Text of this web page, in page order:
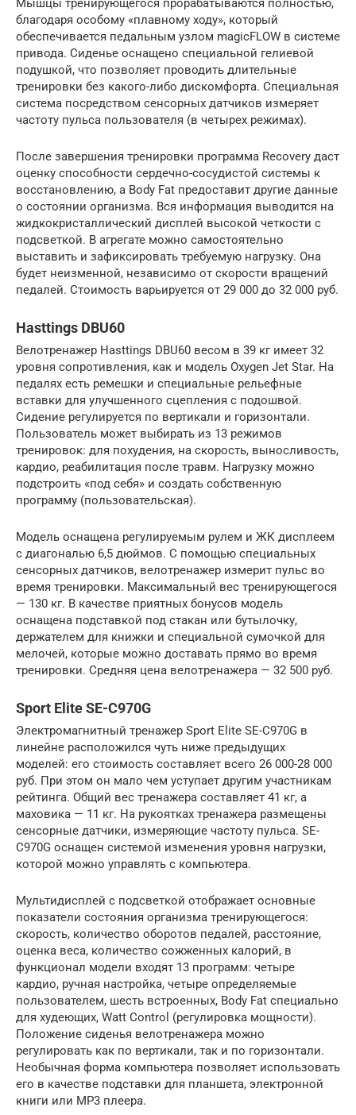
благодаря особому «плавному ходу», который
обеспечивается педальным узлом magicFLOW в системе
привода. Сиденье оснащено специальной гелиевой
подушкой, что позволяет проводить длительные
тренировки без какого-либо дискомфорта. Специальная
система посредством сенсорных датчиков измеряет
частоту пульса пользователя (в четырех режимах).
После завершения тренировки программа Recovery даст
оценку способности сердечно-сосудистой системы к
восстановлению, а Body Fat предоставит другие данные
о состоянии организма. Вся информация выводится на
жидкокристаллический дисплей высокой четкости с
подсветкой. В агрегате можно самостоятельно
выставить и зафиксировать требуемую нагрузку. Она
будет неизменной, независимо от скорости вращений
педалей. Стоимость варьируется от 29 000 до 32 000 руб.
Hasttings DBU60
Велотренажер Hasttings DBU60 весом в 39 кг имеет 32
уровня сопротивления, как и модель Oxygen Jet Star. На
педалях есть ремешки и специальные рельефные
вставки для улучшенного сцепления с подошвой.
Сидение регулируется по вертикали и горизонтали.
Пользователь может выбирать из 13 режимов
тренировок: для похудения, на скорость, выносливость,
кардио, реабилитация после травм. Нагрузку можно
подстроить «под себя» и создать собственную
программу (пользовательская).
Модель оснащена регулируемым рулем и ЖК дисплеем
с диагональю 6,5 дюймов. С помощью специальных
сенсорных датчиков, велотренажер измерит пульс во
время тренировки. Максимальный вес тренирующегося
— 130 кг. В качестве приятных бонусов модель
оснащена подставкой под стакан или бутылочку,
держателем для книжки и специальной сумочкой для
мелочей, которые можно доставать прямо во время
тренировки. Средняя цена велотренажера — 32 500 руб.
Sport Elite SE-C970G
Электромагнитный тренажер Sport Elite SE-C970G в
линейне расположился чуть ниже предыдущих
моделей: его стоимость составляет всего 26 000-28 000
руб. При этом он мало чем уступает другим участникам
рейтинга. Общий вес тренажера составляет 41 кг, а
маховика — 11 кг. На рукоятках тренажера размещены
сенсорные датчики, измеряющие частоту пульса. SE-
C970G оснащен системой изменения уровня нагрузки,
которой можно управлять с компьютера.
Мультидисплей с подсветкой отображает основные
показатели состояния организма тренирующегося:
скорость, количество оборотов педалей, расстояние,
оценка веса, количество сожженных калорий, в
функционал модели входят 13 программ: четыре
кардио, ручная настройка, четыре определяемые
пользователем, шесть встроенных, Body Fat специально
для худеющих, Watt Control (регулировка мощности).
Положение сиденья велотренажера можно
регулировать как по вертикали, так и по горизонтали.
Необычная форма компьютера позволяет использовать
его в качестве подставки для планшета, электронной
книги или MP3 плеера.